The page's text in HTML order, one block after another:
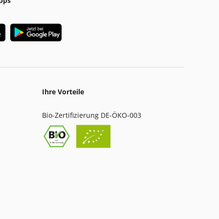
Ihre Vorteile
Bio-Zertifizierung DE-ÖKO-003